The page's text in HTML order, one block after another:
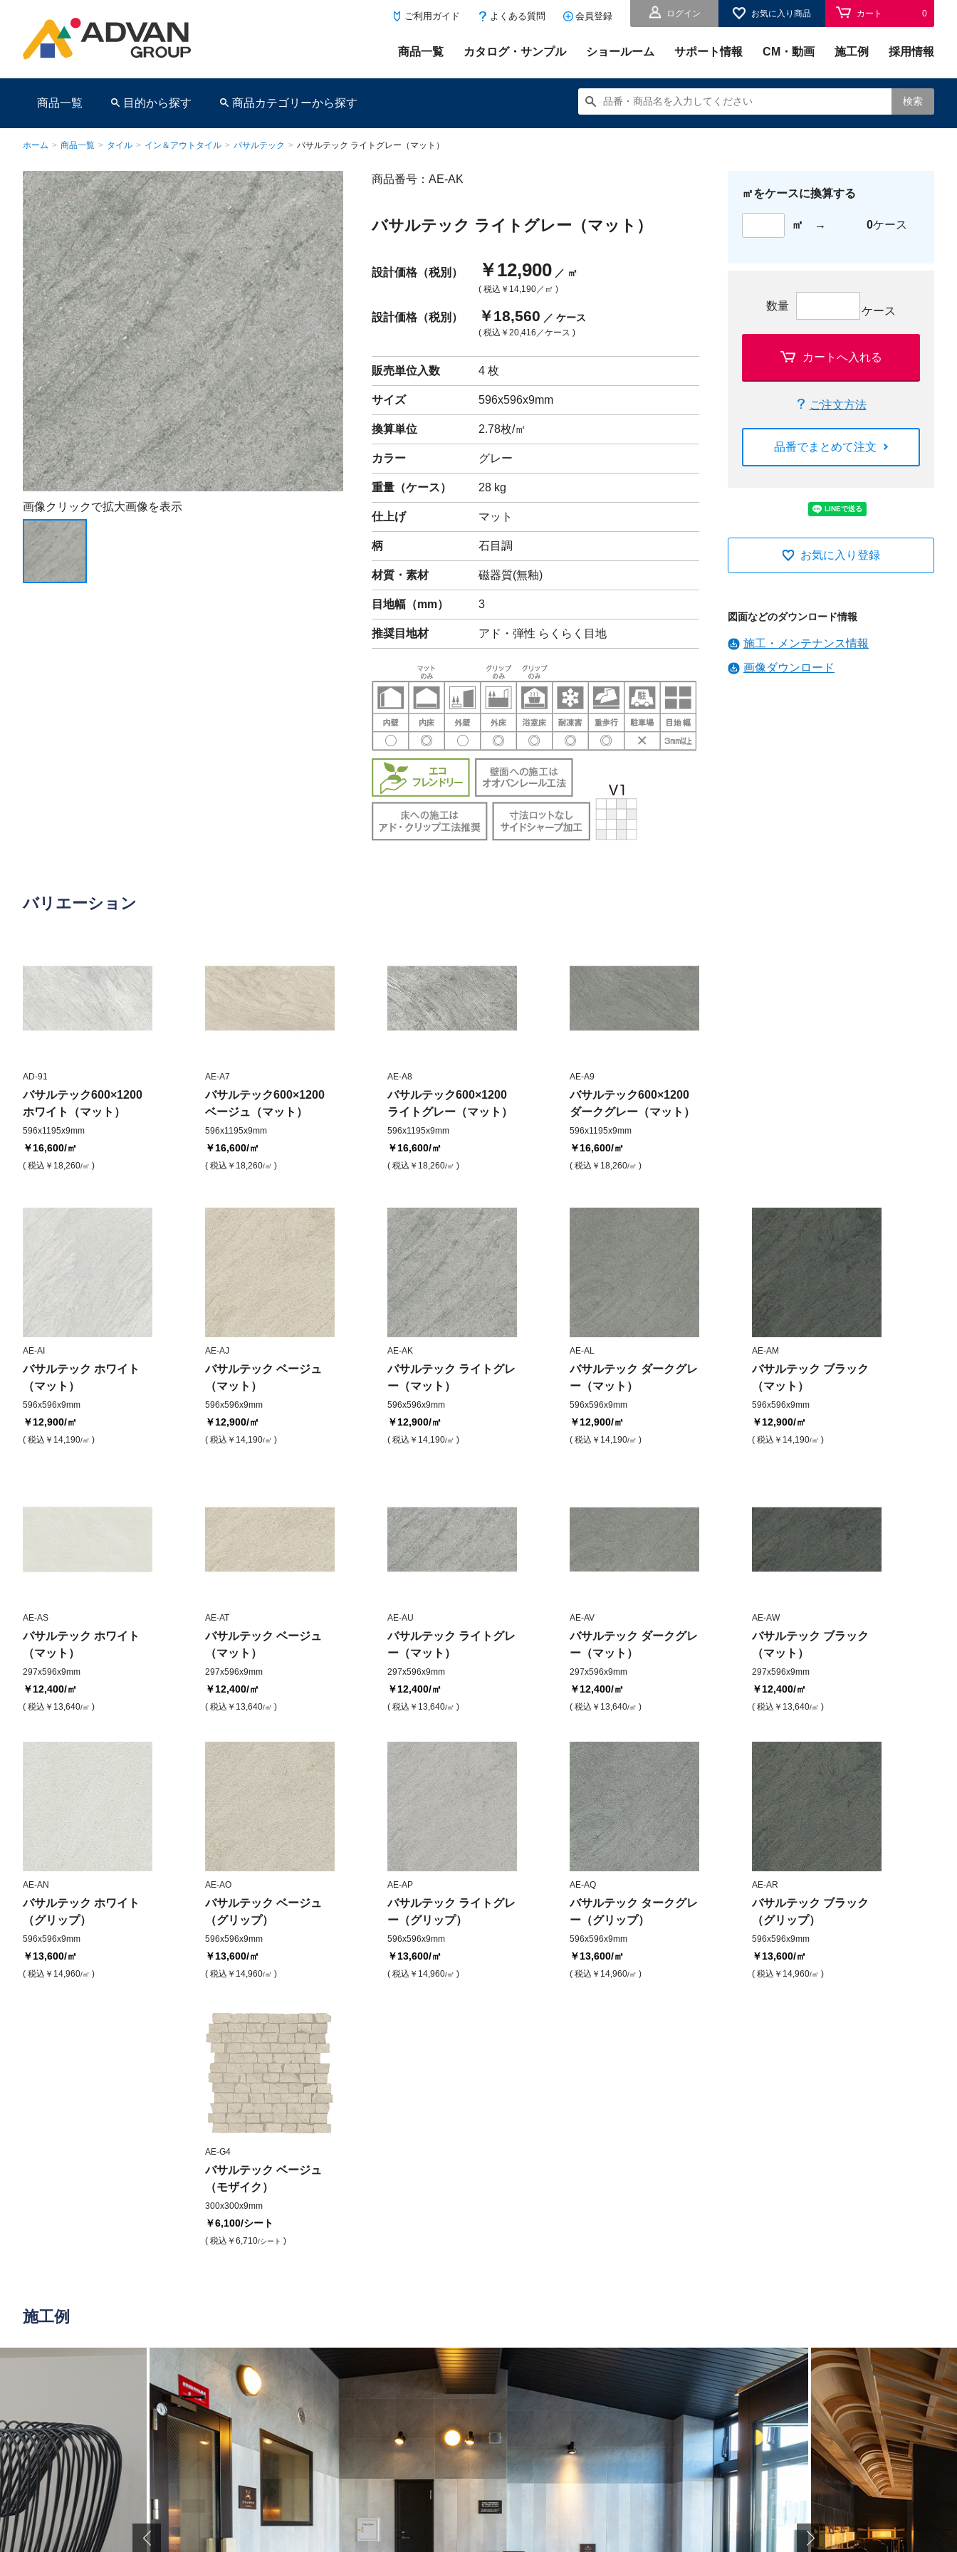
ログイン お気に入り商品 カート 0
ご利用ガイド よくある質問 会員登録
商品一覧 カタログ・サンプル ショールーム サポート情報 CM・動画 施工例 採用情報
商品一覧 目的から探す 商品カテゴリーから探す 検索
商品ページにある「お気に入り登録」を押すと登録した商品がここに表示されます。
ホーム > 商品一覧 > タイル > イン＆アウトタイル > バサルテック > バサルテック ライトグレー（マット）
画像クリックで拡大画像を表示
商品番号：AE-AK
バサルテック ライトグレー（マット）
設計価格（税別） ￥12,900 ／ ㎡
( 税込 ￥14,190／㎡ )
設計価格（税別） ￥18,560 ／ ケース
( 税込 ￥20,416 ／ケース )
販売単位入数 4 枚
サイズ 596x596x9mm
換算単位 2.78枚/㎡
カラー グレー
重量（ケース） 28 kg
仕上げ マット
柄 石目調
材質・素材 磁器質(無釉)
目地幅（mm） 3
推奨目地材 アド・弾性 らくらく目地
㎡をケースに換算する
㎡ → 0ケース
数量 ケース
カートへ入れる
ご注文方法
品番でまとめて注文
お気に入り登録
図面などのダウンロード情報
施工・メンテナンス情報
画像ダウンロード
バリエーション
AD-91
バサルテック600×1200
ホワイト（マット）
596x1195x9mm
￥16,600/㎡
( 税込 ￥18,260/㎡ )
AE-A7
バサルテック600×1200
ベージュ（マット）
596x1195x9mm
￥16,600/㎡
( 税込 ￥18,260/㎡ )
AE-A8
バサルテック600×1200
ライトグレー（マット）
596x1195x9mm
￥16,600/㎡
( 税込 ￥18,260/㎡ )
AE-A9
バサルテック600×1200
ダークグレー（マット）
596x1195x9mm
￥16,600/㎡
( 税込 ￥18,260/㎡ )
AE-AI
バサルテック ホワイト
（マット）
596x596x9mm
￥12,900/㎡
( 税込 ￥14,190/㎡ )
AE-AJ
バサルテック ベージュ
（マット）
596x596x9mm
￥12,900/㎡
( 税込 ￥14,190/㎡ )
AE-AK
バサルテック ライトグレ
ー（マット）
596x596x9mm
￥12,900/㎡
( 税込 ￥14,190/㎡ )
AE-AL
バサルテック ダークグレ
ー（マット）
596x596x9mm
￥12,900/㎡
( 税込 ￥14,190/㎡ )
AE-AM
バサルテック ブラック
（マット）
596x596x9mm
￥12,900/㎡
( 税込 ￥14,190/㎡ )
AE-AS
バサルテック ホワイト
（マット）
297x596x9mm
￥12,400/㎡
( 税込 ￥13,640/㎡ )
AE-AT
バサルテック ベージュ
（マット）
297x596x9mm
￥12,400/㎡
( 税込 ￥13,640/㎡ )
AE-AU
バサルテック ライトグレ
ー（マット）
297x596x9mm
￥12,400/㎡
( 税込 ￥13,640/㎡ )
AE-AV
バサルテック ダークグレ
ー（マット）
297x596x9mm
￥12,400/㎡
( 税込 ￥13,640/㎡ )
AE-AW
バサルテック ブラック
（マット）
297x596x9mm
￥12,400/㎡
( 税込 ￥13,640/㎡ )
AE-AN
バサルテック ホワイト
（グリップ）
596x596x9mm
￥13,600/㎡
( 税込 ￥14,960/㎡ )
AE-AO
バサルテック ベージュ
（グリップ）
596x596x9mm
￥13,600/㎡
( 税込 ￥14,960/㎡ )
AE-AP
バサルテック ライトグレ
ー（グリップ）
596x596x9mm
￥13,600/㎡
( 税込 ￥14,960/㎡ )
AE-AQ
バサルテック タークグレ
ー（グリップ）
596x596x9mm
￥13,600/㎡
( 税込 ￥14,960/㎡ )
AE-AR
バサルテック ブラック
（グリップ）
596x596x9mm
￥13,600/㎡
( 税込 ￥14,960/㎡ )
AE-G4
バサルテック ベージュ
（モザイク）
300x300x9mm
￥6,100/シート
( 税込 ￥6,710/シート )
施工例